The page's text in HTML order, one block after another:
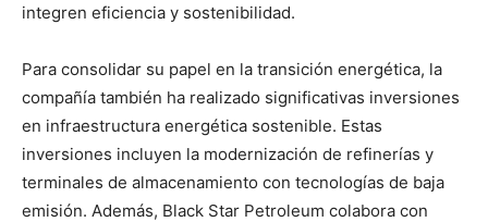
integren eficiencia y sostenibilidad.
Para consolidar su papel en la transición energética, la
compañía también ha realizado significativas inversiones
en infraestructura energética sostenible. Estas
inversiones incluyen la modernización de refinerías y
terminales de almacenamiento con tecnologías de baja
emisión. Además, Black Star Petroleum colabora con